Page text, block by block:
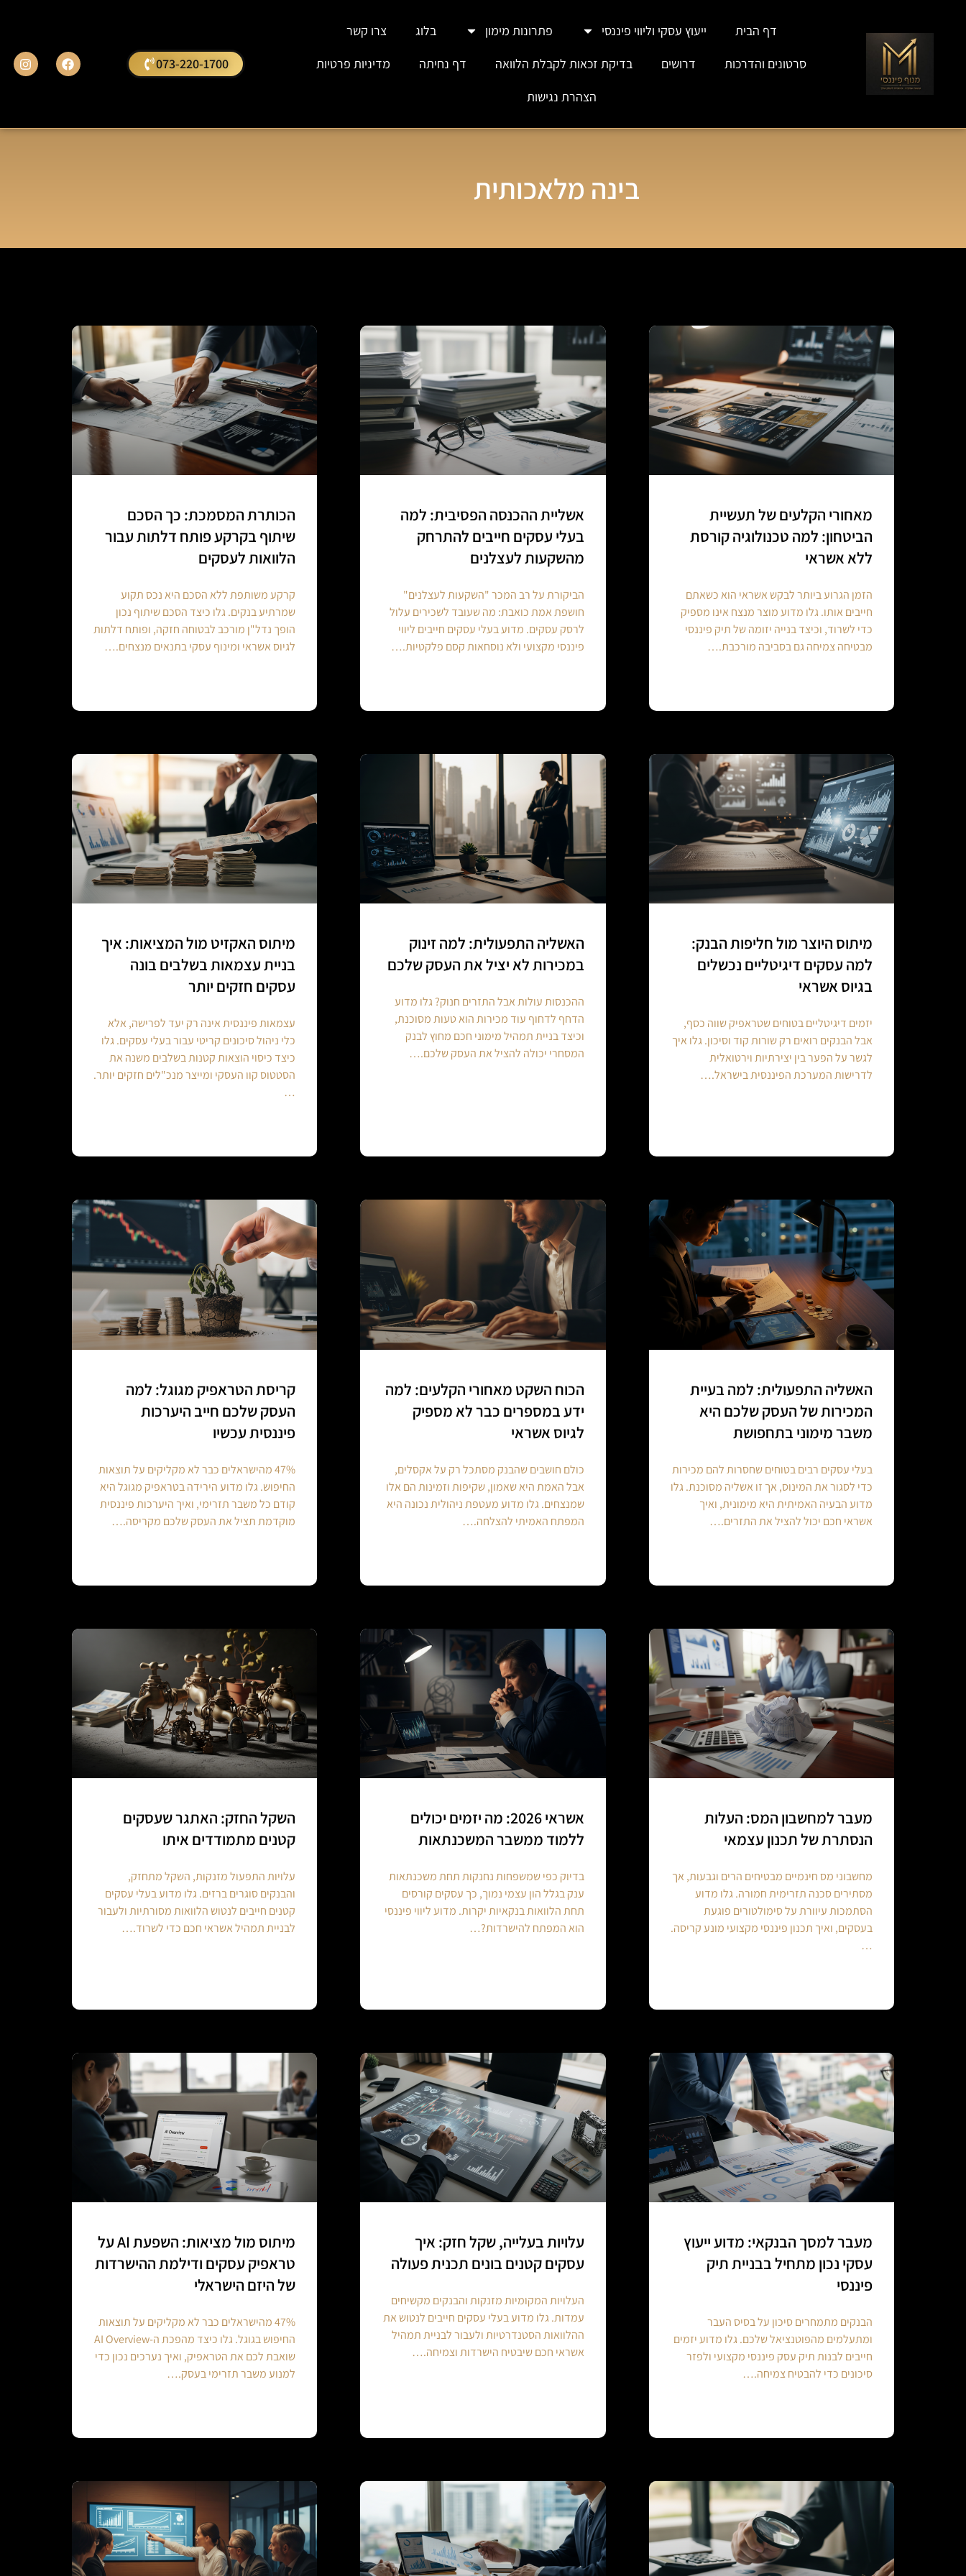
דף הבית ייעוץ עסקי וליווי פיננסי פתרונות מימון בלוג
צרו קשר
סרטונים והדרכות
דרושים בדיקת זכאות לקבלת הלוואה דף נחיתה
מדיניות פרטיות
הצהרת נגישות
073-220-1700
בינה מלאכותית
מאחורי הקלעים של תעשיית
הביטחון: למה טכנולוגיה קורסת
ללא אשראי
הזמן הגרוע ביותר לבקש אשראי הוא כשאתם
חייבים אותו. גלו מדוע מוצר מנצח אינו מספיק
כדי לשרוד, וכיצד בנייה יזומה של תיק פיננסי
מבטיחה צמיחה גם בסביבה מורכבת.…
אשליית ההכנסה הפסיבית: למה
בעלי עסקים חייבים להתרחק
מהשקעות לעצלנים
הביקורת על רב המכר "השקעות לעצלנים"
חושפת אמת כואבת: מה שעובד לשכירים עלול
לרסק עסקים. מדוע בעלי עסקים חייבים ליווי
פיננסי מקצועי ולא נוסחאות קסם פלקטיות.…
הכותרת המסמכת: כך הסכם
שיתוף בקרקע פותח דלתות עבור
הלוואות לעסקים
קרקע משותפת ללא הסכם היא נכס תקוע
שמרתיע בנקים. גלו כיצד הסכם שיתוף נכון
הופך נדל"ן מורכב לבטוחה חזקה, ופותח דלתות
לגיוס אשראי ומינוף עסקי בתנאים מנצחים.…
מיתוס היוצר מול חליפות הבנק:
למה עסקים דיגיטליים נכשלים
בגיוס אשראי
יזמים דיגיטליים בטוחים שטראפיק שווה כסף,
אבל הבנקים רואים רק שורות קוד וסיכון. גלו איך
לגשר על הפער בין יצירתיות וירטואלית
לדרישות המערכת הפיננסית בישראל.…
האשליה התפעולית: למה זינוק
במכירות לא יציל את העסק שלכם
ההכנסות עולות אבל התזרים חנוק? גלו מדוע
הדחף לדחוף עוד מכירות הוא טעות מסוכנת,
וכיצד בניית תמהיל מימוני חכם מחוץ לבנק
המסחרי יכולה להציל את העסק שלכם.…
מיתוס האקזיט מול המציאות: איך
בניית עצמאות בשלבים בונה
עסקים חזקים יותר
עצמאות פיננסית אינה רק יעד לפרישה, אלא
כלי ניהול סיכונים קריטי עבור בעלי עסקים. גלו
כיצד כיסוי הוצאות קטנות בשלבים משנה את
הסטטוס קוו העסקי ומייצר מנכ"לים חזקים יותר.
…
האשליה התפעולית: למה בעיית
המכירות של העסק שלכם היא
משבר מימוני בתחפושת
בעלי עסקים רבים בטוחים שחסרות להם מכירות
כדי לסגור את המינוס, אך זו אשליה מסוכנת. גלו
מדוע הבעיה האמיתית היא מימונית, ואיך
אשראי חכם יכול להציל את התזרים.…
הכוח השקט מאחורי הקלעים: למה
ידע במספרים כבר לא מספיק
לגיוס אשראי
כולם חושבים שהבנק מסתכל רק על אקסלים,
אבל האמת היא שאמון, שקיפות וזמינות הם אלו
שמנצחים. גלו מדוע מעטפת ניהולית נכונה היא
המפתח האמיתי להצלחה.…
קריסת הטראפיק מגוגל: למה
העסק שלכם חייב היערכות
פיננסית עכשיו
47% מהישראלים כבר לא מקליקים על תוצאות
החיפוש. גלו מדוע הירידה בטראפיק מגוגל היא
קודם כל משבר תזרימי, ואיך היערכות פיננסית
מוקדמת תציל את העסק שלכם מקריסה.…
מעבר למחשבון המס: העלות
הנסתרת של תכנון עצמאי
מחשבוני מס חינמיים מבטיחים הרים וגבעות, אך
מסתירים סכנה תזרימית חמורה. גלו מדוע
הסתמכות עיוורת על סימולטורים פוגעת
בעסקים, ואיך תכנון פיננסי מקצועי מונע קריסה.
…
אשראי 2026: מה יזמים יכולים
ללמוד ממשבר המשכנתאות
בדיוק כפי שמשפחות נחנקות תחת משכנתאות
ענק בגלל הון עצמי נמוך, כך עסקים קורסים
תחת הלוואות בנקאיות יקרות. מדוע ליווי פיננסי
הוא המפתח להישרדות?…
השקל החזק: האתגר שעסקים
קטנים מתמודדים איתו
עלויות התפעול מזנקות, השקל מתחזק,
והבנקים סוגרים ברזים. גלו מדוע בעלי עסקים
קטנים חייבים לנטוש הלוואות מסורתיות ולעבור
לבניית תמהיל אשראי חכם כדי לשרוד.…
מעבר למסך הבנקאי: מדוע ייעוץ
עסקי נכון מתחיל בבניית תיק
פיננסי
הבנקים מתמחרים סיכון על בסיס העבר
ומתעלמים מהפוטנציאל שלכם. גלו מדוע יזמים
חייבים לבנות תיק עסק פיננסי מקצועי ולפזר
סיכונים כדי להבטיח צמיחה.…
עלויות בעלייה, שקל חזק: איך
עסקים קטנים בונים תכנית פעולה
העלויות המקומיות מזנקות והבנקים מקשיחים
עמדות. גלו מדוע בעלי עסקים חייבים לנטוש את
ההלוואות הסטנדרטיות ולעבור לבניית תמהיל
אשראי חכם שיבטיח הישרדות וצמיחה.…
מיתוס מול מציאות: השפעת AI על
טראפיק עסקים ודילמת ההישרדות
של היזם הישראלי
47% מהישראלים כבר לא מקליקים על תוצאות
החיפוש בגוגל. גלו כיצד מהפכת ה-AI Overview
שואבת לכם את הטראפיק, ואיך נערכים נכון כדי
למנוע משבר תזרימי בעסק.…